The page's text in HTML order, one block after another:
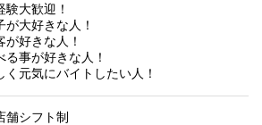
験大歓迎！
が大好きな人！
が好きな人！
る事が好きな人！
く元気にバイトしたい人！
舗シフト制